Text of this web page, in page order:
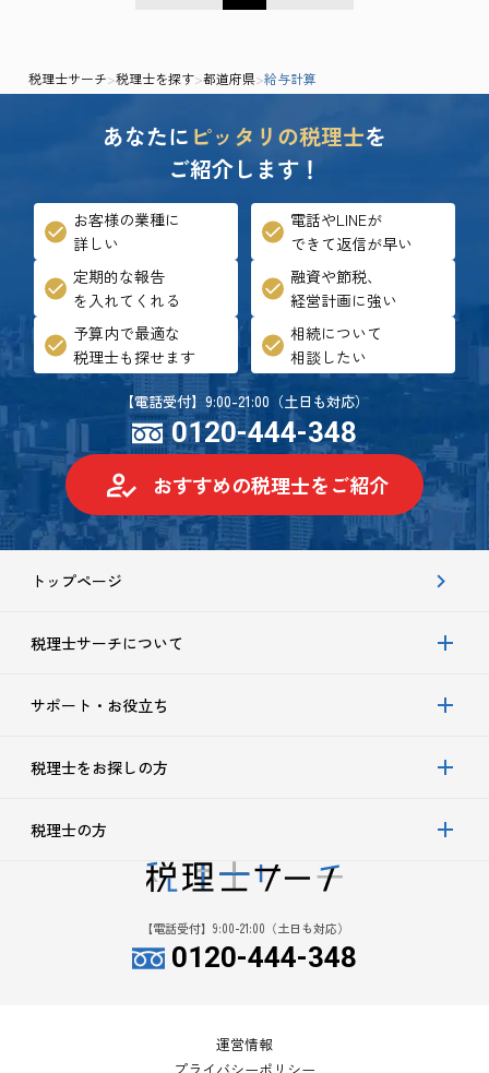
税理士サーチ>税理士を探す>都道府県>給与計算
あなたに ピッタリの税理士を
ご紹介します！
お客様の業種に
詳しい
電話やLINEが
できて返信が早い
定期的な報告
を入れてくれる
融資や節税、
経営計画に強い
予算内で最適な
税理士も探せます
相続について
相談したい
【電話受付】9:00-21:00（土日も対応）
0120-444-348
おすすめの税理士をご紹介
【電話受付】9:00-21:00（土日も対応）
0120-444-348
トップページ
税理士サーチについて
サポート・お役立ち
税理士をお探しの方
税理士の方
運営情報